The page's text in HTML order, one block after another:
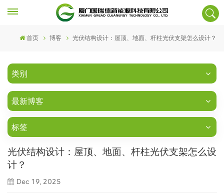
首页 博客 光伏结构设计：屋顶、地面、杆柱光伏支架怎么设计？
类别
最新博客
标签
光伏结构设计：屋顶、地面、杆柱光伏支架怎么设
计？
Dec 19, 2025